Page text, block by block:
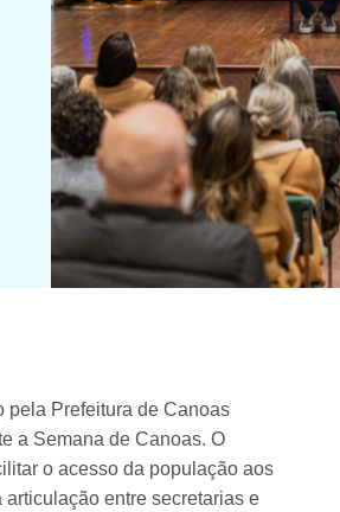
pela Prefeitura de Canoas
a Semana de Canoas. O
o acesso da população aos
entre secretarias e